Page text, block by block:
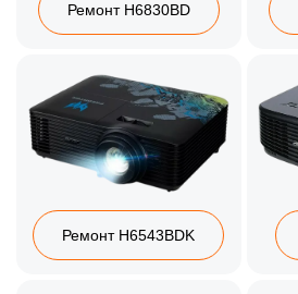
Ремонт H6830BD
Ремонт H6543BDK